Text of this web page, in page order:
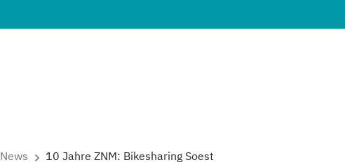
News 10 Jahre ZNM: Bikesharing Soest